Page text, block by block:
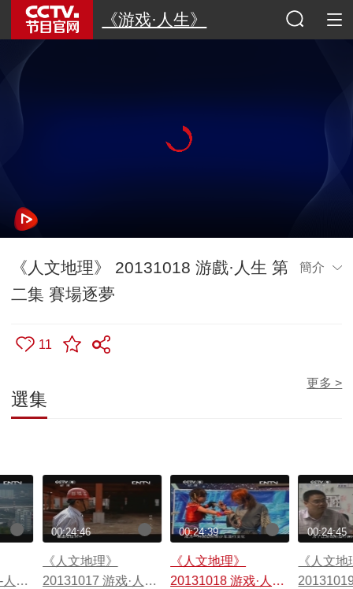
《游戏·人生》
《人文地理》 20131018 游戲·人生 第
二集 賽場逐夢
簡介
11
選集
更多 >
生
《人文地理》
20131017 游戏·人生
00:24:46
《人文地理》
20131018 游戏·人生
00:24:39
《人文
00:24:45